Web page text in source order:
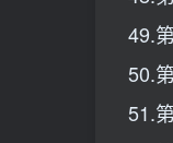
49.
50.
51.